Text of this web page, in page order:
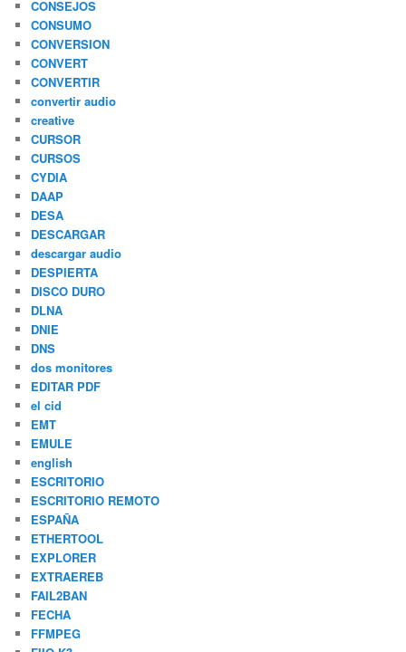
CONSEJOS
CONSUMO
CONVERSION
CONVERT
CONVERTIR
convertir audio
creative
CURSOR
CURSOS
CYDIA
DAAP
DESA
DESCARGAR
descargar audio
DESPIERTA
DISCO DURO
DLNA
DNIE
DNS
dos monitores
EDITAR PDF
el cid
EMT
EMULE
english
ESCRITORIO
ESCRITORIO REMOTO
ESPAÑA
ETHERTOOL
EXPLORER
EXTRAEREB
FAIL2BAN
FECHA
FFMPEG